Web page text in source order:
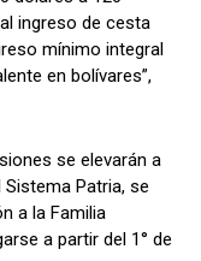
ingreso de cesta
mínimo integral
en bolívares”,
se elevarán a
Patria, se
a la Familia
a partir del 1° de